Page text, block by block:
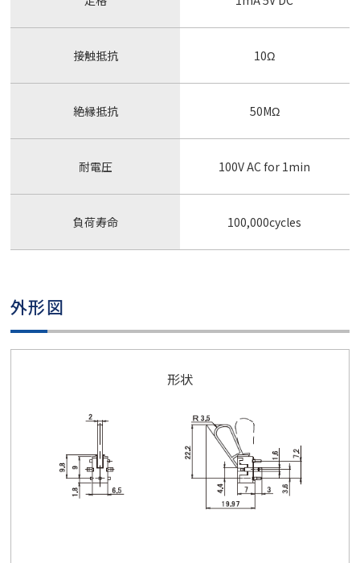
接触抵抗 10Ω
絶縁抵抗 50MΩ
耐電圧 100V AC for 1min
負荷寿命 100,000cycles
外形図
形状